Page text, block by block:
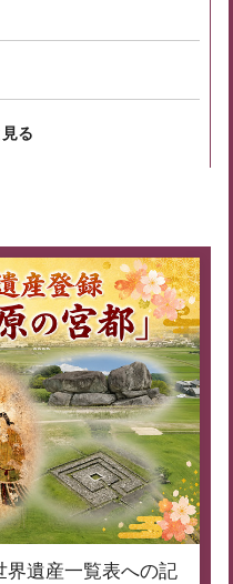
る
界遺産一覧表への記